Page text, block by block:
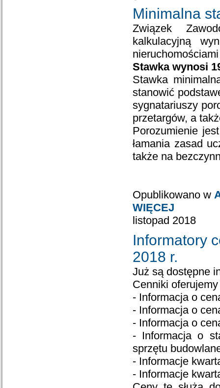
Minimalna
Związek
kalkulacyjną
Stawka wynosi
Stawka
stanowić
sygnatariuszy
przetargów, a
Porozumienie
łamania zasad
także na
Opublikowano w
WIĘCEJ
listopad 2018
Informatory
2018 r.
Już są dostępne
Cenniki
- Informacja o
- Informacja o
- Informacja o
- Informacja o
sprzętu
- Informacje
- Informacje